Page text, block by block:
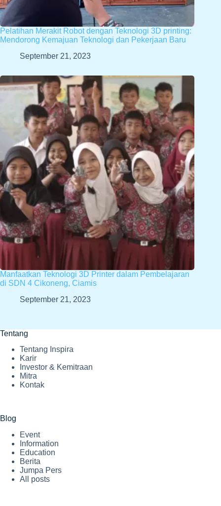
Pelatihan Merakit Robot dengan Teknologi 3D printing:
Mendorong Kemajuan Teknologi dan Pekerjaan Baru
September 21, 2023
Manfaatkan Teknologi 3D Printer dalam Pembelajaran
di SDN 4 Cikoneng, Ciamis
September 21, 2023
Tentang
Tentang Inspira
Karir
Investor & Kemitraan
Mitra
Kontak
Blog
Event
Information
Education
Berita
Jumpa Pers
All posts